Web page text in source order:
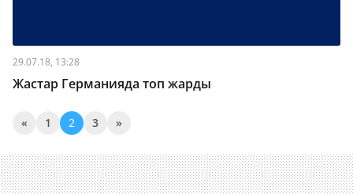
29.07.18, 13:28
Жастар Германияда топ жарды
« 1 2 3 »